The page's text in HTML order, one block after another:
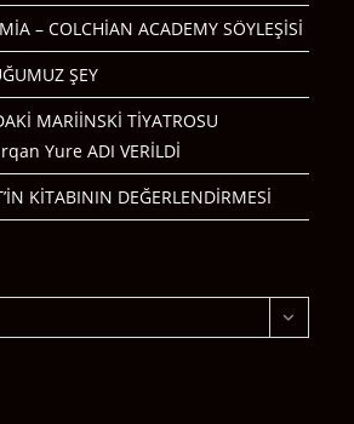
– COLCHİAN ACADEMY SÖYLEŞİSİ
ŞEY
MARİİNSKİ TİYATROSU
Yure ADI VERİLDİ
KİTABININ DEĞERLENDİRMESİ